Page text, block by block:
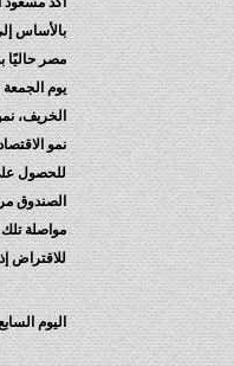
بالأساس
مصر حاليًا
يوم
للحصول
الصندوق
مواصلة
للاقتراض
اليوم